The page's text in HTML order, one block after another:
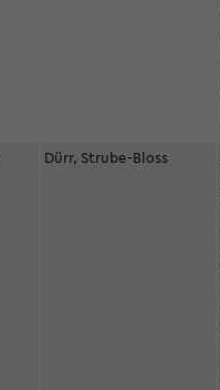
Dürr, Strube-Bloss